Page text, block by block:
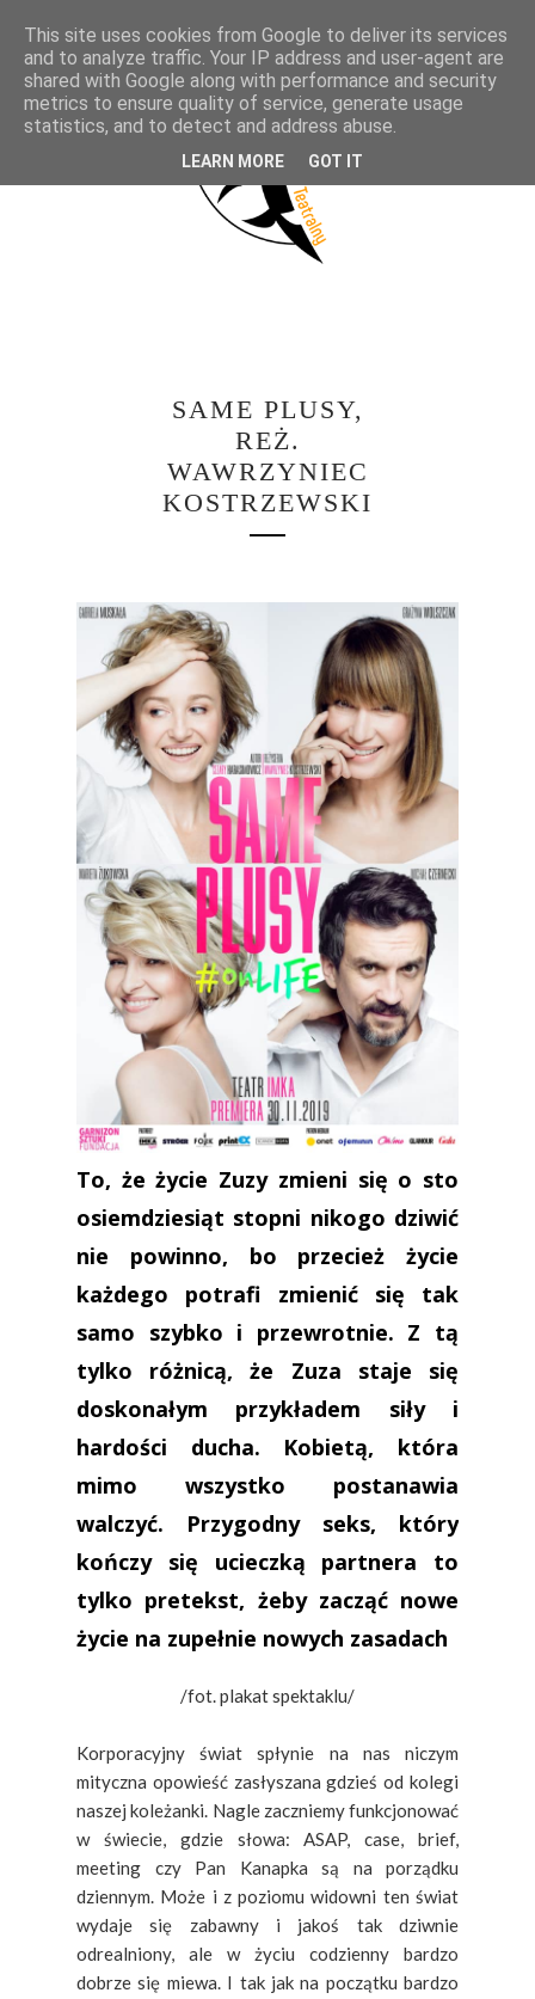
SAME PLUSY,
REŻ.
WAWRZYNIEC
KOSTRZEWSKI
To, że życie Zuzy zmieni się o sto
osiemdziesiąt stopni nikogo dziwić
nie powinno, bo przecież życie
każdego potrafi zmienić się tak
samo szybko i przewrotnie. Z tą
tylko różnicą, że Zuza staje się
doskonałym przykładem siły i
hardości ducha. Kobietą, która
mimo wszystko postanawia
walczyć. Przygodny seks, który
kończy się ucieczką partnera to
tylko pretekst, żeby zacząć nowe
życie na zupełnie nowych zasadach
/fot. plakat spektaklu/
Korporacyjny świat spłynie na nas niczym
mityczna opowieść zasłyszana gdzieś od kolegi
naszej koleżanki. Nagle zaczniemy funkcjonować
w świecie, gdzie słowa: ASAP, case, brief,
meeting czy Pan Kanapka są na porządku
dziennym. Może i z poziomu widowni ten świat
wydaje się zabawny i jakoś tak dziwnie
odrealniony, ale w życiu codzienny bardzo
dobrze się miewa. I tak jak na początku bardzo
This site uses cookies from Google to deliver its services
and to analyze traffic. Your IP address and user-agent are
shared with Google along with performance and security
metrics to ensure quality of service, generate usage
statistics, and to detect and address abuse.
LEARN MORE GOT IT